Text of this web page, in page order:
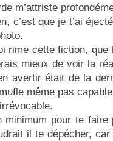
m’attriste
c’est que je t’ai
rime cette fiction,
mieux de voir la
avertir était de la
même pas
pour te faire
il te dépécher,